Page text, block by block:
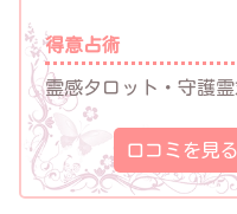
得意占術
霊感タロット・守護
口コミを見る